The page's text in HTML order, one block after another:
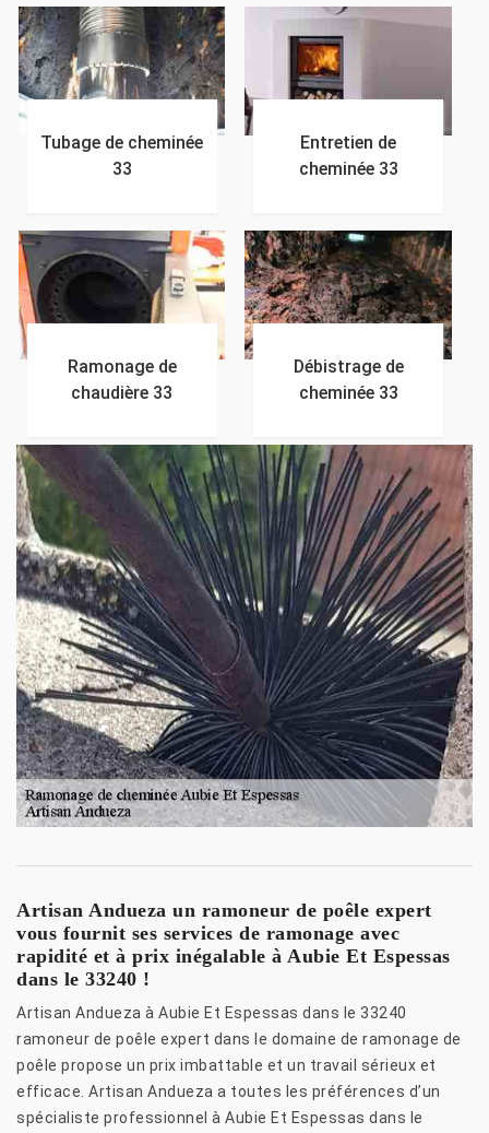
Tubage de cheminée
33
Entretien de
cheminée 33
Ramonage de
chaudière 33
Débistrage de
cheminée 33
Artisan Andueza un ramoneur de poêle expert
vous fournit ses services de ramonage avec
rapidité et à prix inégalable à Aubie Et Espessas
dans le 33240 !
Artisan Andueza à Aubie Et Espessas dans le 33240
ramoneur de poêle expert dans le domaine de ramonage de
poêle propose un prix imbattable et un travail sérieux et
efficace. Artisan Andueza a toutes les préférences d’un
spécialiste professionnel à Aubie Et Espessas dans le